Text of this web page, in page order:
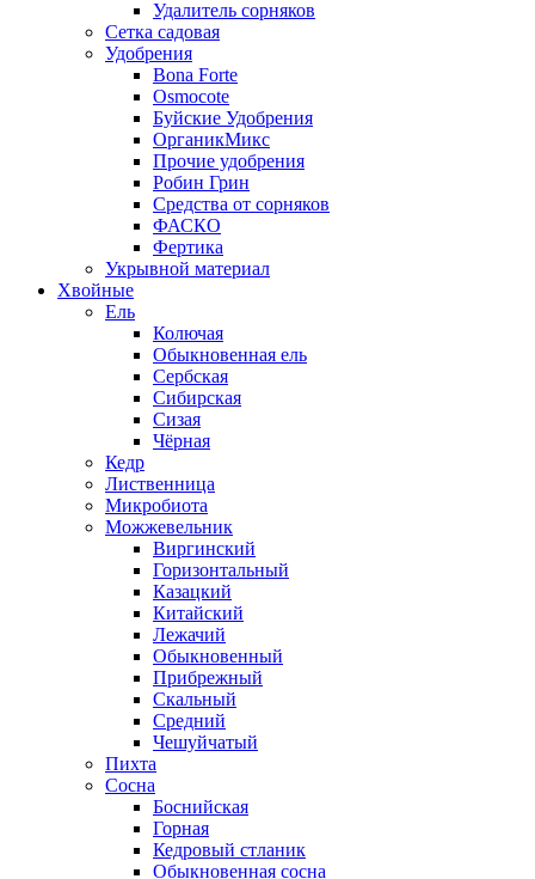
Удалитель сорняков
Сетка садовая
Удобрения
Bona Forte
Osmocote
Буйские Удобрения
ОрганикМикс
Прочие удобрения
Робин Грин
Средства от сорняков
ФАСКО
Фертика
Укрывной материал
Хвойные
Ель
Колючая
Обыкновенная ель
Сербская
Сибирская
Сизая
Чёрная
Кедр
Лиственница
Микробиота
Можжевельник
Виргинский
Горизонтальный
Казацкий
Китайский
Лежачий
Обыкновенный
Прибрежный
Скальный
Средний
Чешуйчатый
Пихта
Сосна
Боснийская
Горная
Кедровый стланик
Обыкновенная сосна